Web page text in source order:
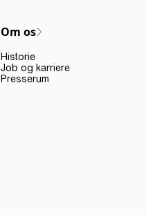
Om os
Historie
Job og karriere
Presserum